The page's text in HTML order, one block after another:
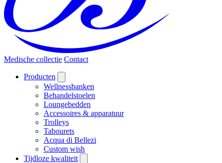
Medische collectie Contact
Producten
Wellnessbanken
Behandelstoelen
Loungebedden
Accessoires & apparatuur
Trolleys
Tabourets
Acqua di Bellezi
Custom wish
Tijdloze kwaliteit